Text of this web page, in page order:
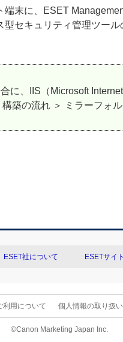
末に、ESET
セキュリティ管理ツー
に、IIS（Microsoft
築の流れ ＞ ミラーフォ
ESET社について ESETサイ
利用について 個人情報の取り扱
©Canon Marketing Japan Inc.